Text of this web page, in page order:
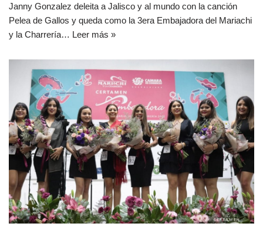
Janny Gonzalez deleita a Jalisco y al mundo con la canción
Pelea de Gallos y queda como la 3era Embajadora del Mariachi
y la Charrería… Leer más »